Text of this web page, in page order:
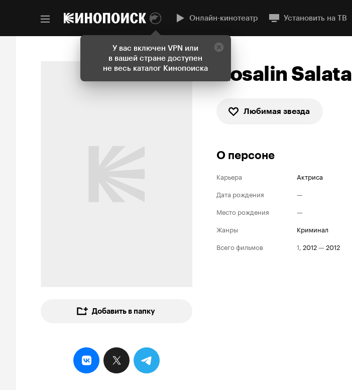
У вас включен VPN или
в вашей стране доступен
не весь каталог Кинопоиска
Онлайн-кинотеатр Установить на ТВ
Добавить в папку
Rosalin Salata
Любимая звезда
О персоне
Карьера
Актриса
Дата рождения
—
Место рождения
—
Жанры
криминал
Всего фильмов
1, 2012— 2012